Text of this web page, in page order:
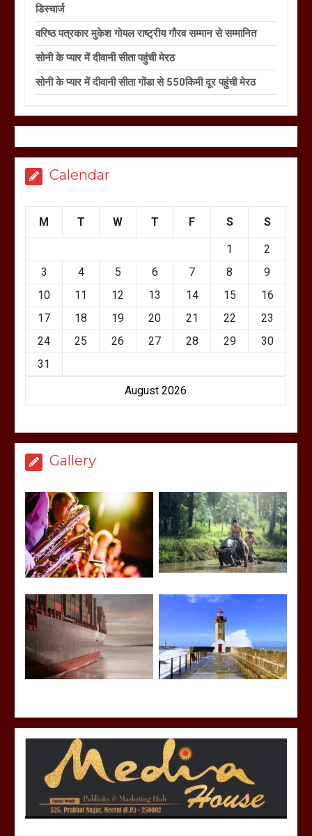
डिस्चार्ज
वरिष्ठ पत्रकार मुकेश गोयल राष्ट्रीय गौरव सम्मान से सम्मानित
सोनी के प्यार में दीवानी सीता पहुंची मेरठ
सोनी के प्यार में दीवानी सीता गोंडा से 550किमी दूर पहुंची मेरठ
Calendar
August 2026
M T W T F S S
1
2
3
4 5 6 7 8
9
10
11 12 13 14 15
16
17
18 19 20 21 22
23
24
25 26 27 28 29
30
31
Gallery